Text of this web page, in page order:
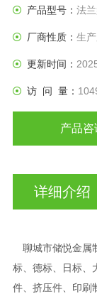
产品型号： 法
厂商性质： 生
更新时间：
访 问 量：
产品咨
详细介绍
聊城市储悦金属
标、德标、日标、
件、挤压件、印刷